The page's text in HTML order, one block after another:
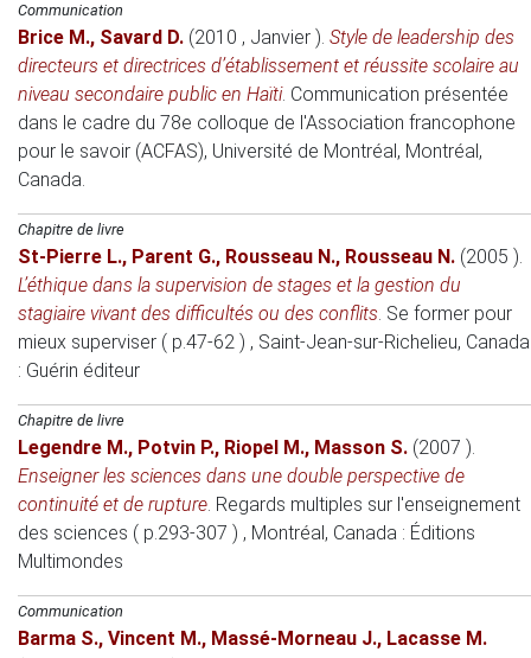
Communication
Brice M., Savard D. (2010 , Janvier ). Style de leadership des
directeurs et directrices d’établissement et réussite scolaire au
niveau secondaire public en Haïti. Communication présentée
dans le cadre du 78e colloque de l'Association francophone
pour le savoir (ACFAS), Université de Montréal, Montréal,
Canada.
Chapitre de livre
St-Pierre L., Parent G., Rousseau N., Rousseau N. (2005 ).
L’éthique dans la supervision de stages et la gestion du
stagiaire vivant des difficultés ou des conflits. Se former pour
mieux superviser ( p.47-62 ) , Saint-Jean-sur-Richelieu, Canada
: Guérin éditeur
Chapitre de livre
Legendre M., Potvin P., Riopel M., Masson S. (2007 ).
Enseigner les sciences dans une double perspective de
continuité et de rupture. Regards multiples sur l'enseignement
des sciences ( p.293-307 ) , Montréal, Canada : Éditions
Multimondes
Communication
Barma S., Vincent M., Massé-Morneau J., Lacasse M.